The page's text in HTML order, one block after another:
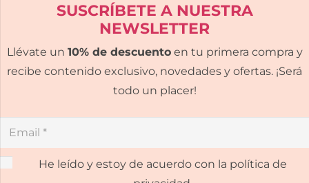
SUSCRÍBETE A NUESTRA
NEWSLETTER
Llévate un 10% de descuentoen tu primera compra y
recibe contenido exclusivo, novedades y ofertas. ¡Será
todo un placer!
He leído y estoy de acuerdo con la política de